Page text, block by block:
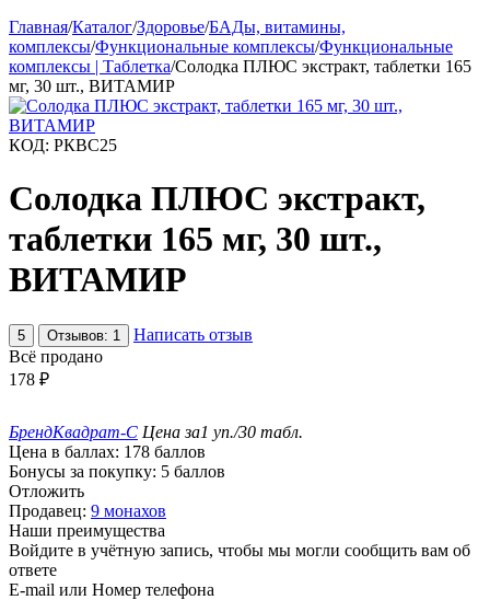
Главная/Каталог/Здоровье/БАДы, витамины,
комплексы/Функциональные комплексы/Функциональные
комплексы | Таблетка/Солодка ПЛЮС экстракт, таблетки 165
мг, 30 шт., ВИТАМИР
КОД: РКВС25
Солодка ПЛЮС экстракт,
таблетки 165 мг, 30 шт.,
ВИТАМИР
5 Отзывов: 1
Написать отзыв
Всё продано
178 ₽
БрендКвадрат-С Цена за1 уп./30 табл.
Цена в баллах: 178 баллов
Бонусы за покупку: 5 баллов
Отложить
Продавец: 9 монахов
Наши преимущества
Войдите в учётную запись, чтобы мы могли сообщить вам об
ответе
E-mail или Номер телефона